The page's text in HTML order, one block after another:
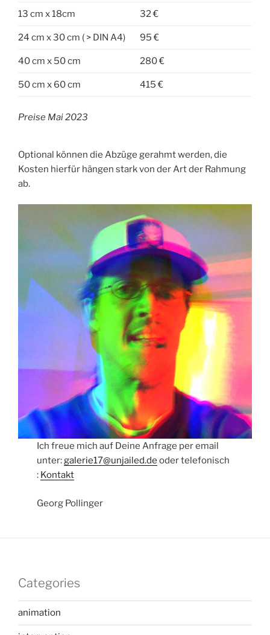
13 cm x 18cm 32 €
24 cm x 30 cm ( > DIN A4) 95 €
40 cm x 50 cm 280 €
50 cm x 60 cm 415 €
Preise Mai 2023
Optional können die Abzüge gerahmt werden, die
Kosten hierfür hängen stark von der Art der Rahmung
ab.
Ich freue mich auf Deine Anfrage per email
unter:galerie17@unjailed.de oder telefonisch
: Kontakt
Georg Pollinger
Categories
animation